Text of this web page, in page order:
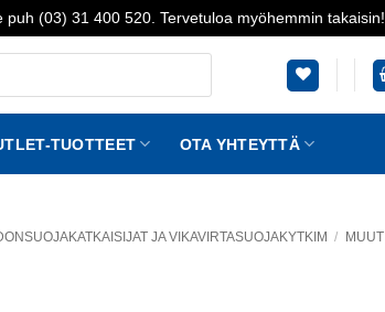
(03) 31 400 520. Tervetuloa myöhemmin takaisin!
TUOTTEET OTA YHTEYTTÄ
JA VIKAVIRTASUOJAKYTKIM /
MUUT